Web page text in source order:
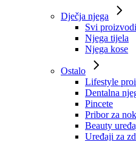
Dječja njega
Svi proizvodi
Njega tijela
Njega kose
Ostalo
Lifestyle
Dentalna
Pincete
Pribor za
Beauty
Uređaji za